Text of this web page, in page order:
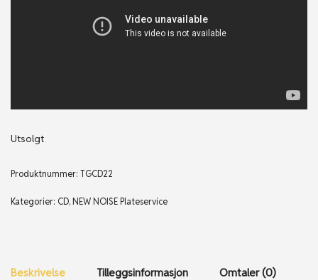
Utsolgt
Produktnummer: TGCD22
Kategorier: CD, NEW NOISE Plateservice
Beskrivelse Tilleggsinformasjon Omtaler (0)